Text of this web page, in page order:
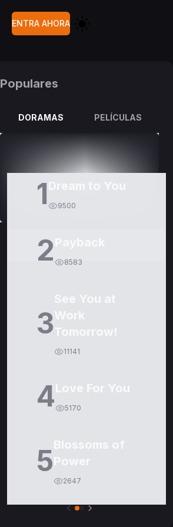
ENTRA AHORA
Populares
DORAMAS PELÍCULAS
1 9500
2 8583
3
See You at
Work
Tomorrow!
11141
4Love For You
5170
5Blossoms of
Power
2647